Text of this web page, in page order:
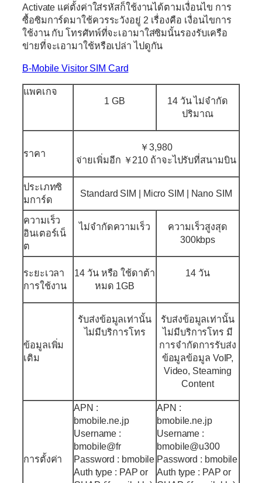
Activate แค่ตั้งค่าใส่รหัสก็ใช้งานได้ตามเงื่อนไข การ
ซื้อซิมการ์ดมาใช้ควรระวังอยู่ 2 เรื่องคือ เงื่อนไขการ
ใช้งาน กับ โทรศัทพ์ที่จะเอามาใส่ซิมนั้นรองรับเครือ
ข่ายที่จะเอามาใช้หรือเปล่า ไปดูกัน
B-Mobile Visitor SIM Card
แพคเกจ
1 GB
14 วัน ไม่จำกัด
ปริมาณ
ราคา
￥3,980
จ่ายเพิ่มอีก ￥210 ถ้าจะไปรับที่สนามบิน
ประเภทซิ
มการ์ด
Standard SIM | Micro SIM | Nano SIM
ความเร็ว
อินเตอร์เน็
ต
ไม่จำกัดความเร็ว
ความเร็วสูงสุด
300kbps
ระยะเวลา
การใช้งาน
14 วัน หรือ ใช้ดาต้า
หมด 1GB
14 วัน
ข้อมูลเพิ่ม
เติม
รับส่งข้อมูลเท่านั้น
ไม่มีบริการโทร
รับส่งข้อมูลเท่านั้น
ไม่มีบริการโทร มี
การจำกัดการรับส่ง
ข้อมูลข้อมูล VoIP,
Video, Steaming
Content
การตั้งค่า
APN :
bmobile.ne.jp
Username :
bmobile@fr
Password : bmobile
Auth type : PAP or
APN :
bmobile.ne.jp
Username :
bmobile@u300
Password : bmobile
Auth type : PAP or